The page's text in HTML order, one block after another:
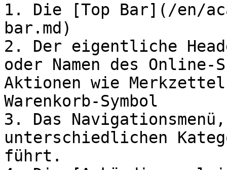
1. Die [Top Bar](/en/
bar.md)
2. Der eigentliche
oder Namen des
Aktionen wie
Warenkorb-Symbol
3. Das
unterschiedlichen
führt.